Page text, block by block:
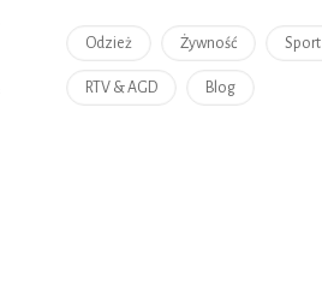
Odzież Żywność Sport
RTV & AGD Blog